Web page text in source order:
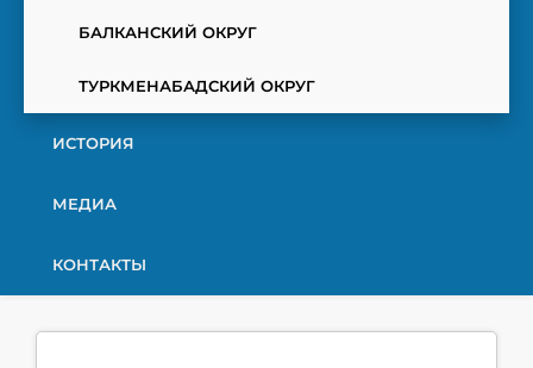
БАЛКАНСКИЙ ОКРУГ
ТУРКМЕНАБАДСКИЙ ОКРУГ
ИСТОРИЯ
МЕДИА
КОНТАКТЫ